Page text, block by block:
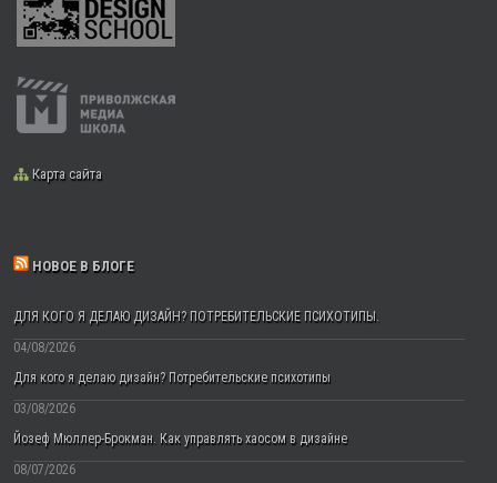
Карта сайта
НОВОЕ В БЛОГЕ
ДЛЯ КОГО Я ДЕЛАЮ ДИЗАЙН? ПОТРЕБИТЕЛЬСКИЕ ПСИХОТИПЫ.
04/08/2026
Для кого я делаю дизайн? Потребительские психотипы
03/08/2026
Йозеф Мюллер-Брокман. Как управлять хаосом в дизайне
08/07/2026